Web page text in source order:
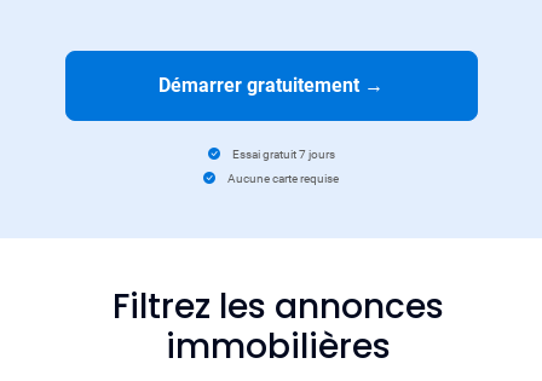
Démarrer gratuitement →
Essai gratuit 7 jours
Aucune carte requise
Filtrez les annonces
immobilières